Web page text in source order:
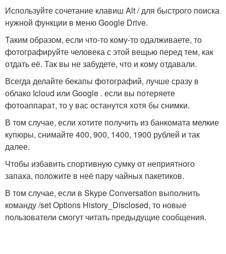
Используйте сочетание клавиш Alt / для быстрого поиска
нужной функции в меню Google Drive.
Таким образом, если что-то кому-то одалживаете, то
фотографируйте человека с этой вещью перед тем, как
отдать её. Так вы не забудете, что и кому отдавали.
Всегда делайте бекапы фотографий, лучше сразу в
облако Icloud или Google . если вы потеряете
фотоаппарат, то у вас останутся хотя бы снимки.
В том случае, если хотите получить из банкомата мелкие
купюры, снимайте 400, 900, 1400, 1900 рублей и так
далее.
Чтобы избавить спортивную сумку от неприятного
запаха, положите в неё пару чайных пакетиков.
В том случае, если в Skype Conversation выполнить
команду /set Options History_Disclosed, то новые
пользователи смогут читать предыдущие сообщения.